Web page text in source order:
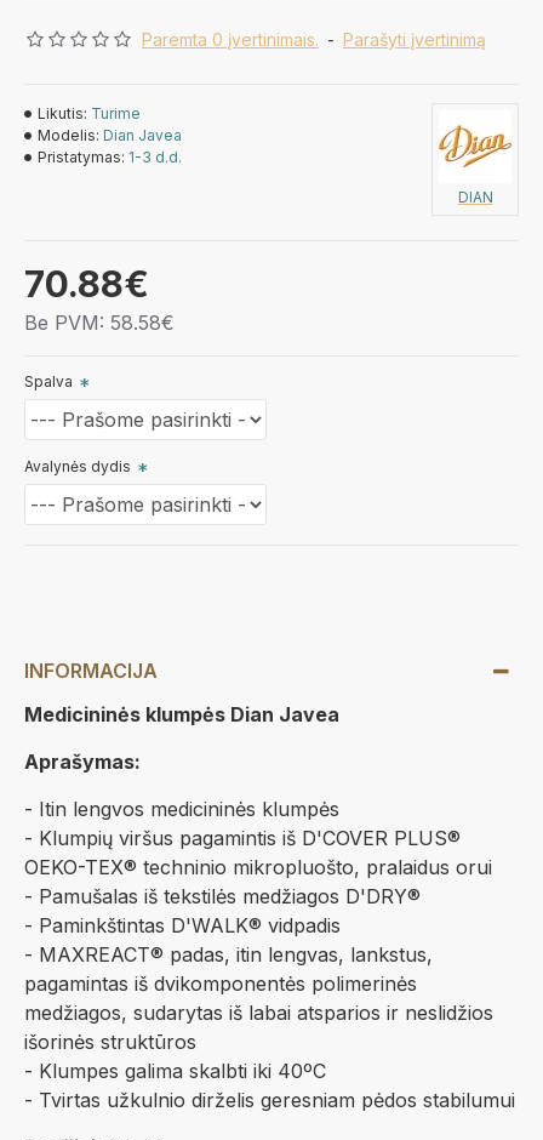
Paremta 0 įvertinimais. - Parašyti įvertinimą
70.88€
Be PVM: 58.58€
Likutis: Turime
Modelis: Dian Javea
Pristatymas: 1-3 d.d.
DIAN
Spalva
Avalynės dydis
INFORMACIJA
Medicininės klumpės Dian Javea
Aprašymas:
- Itin lengvos medicininės klumpės
- Klumpių viršus pagamintis iš D'COVER PLUS®
OEKO-TEX® techninio mikropluošto, pralaidus orui
- Pamušalas iš tekstilės medžiagos D'DRY®
- Paminkštintas D'WALK® vidpadis
- MAXREACT® padas, itin lengvas, lankstus,
pagamintas iš dvikomponentės polimerinės
medžiagos, sudarytas iš labai atsparios ir neslidžios
išorinės struktūros
- Klumpes galima skalbti iki 40ºC
- Tvirtas užkulnio dirželis geresniam pėdos stabilumui